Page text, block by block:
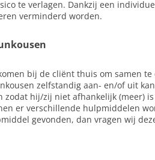
te verlagen. Dankzij een
verminderd worden.
bij de cliënt thuis om samen
zelfstandig aan- en/of uit
zodat hij/zij niet afhankelijk (meer)
er verschillende hulpmiddelen
gevonden, dan vragen wij